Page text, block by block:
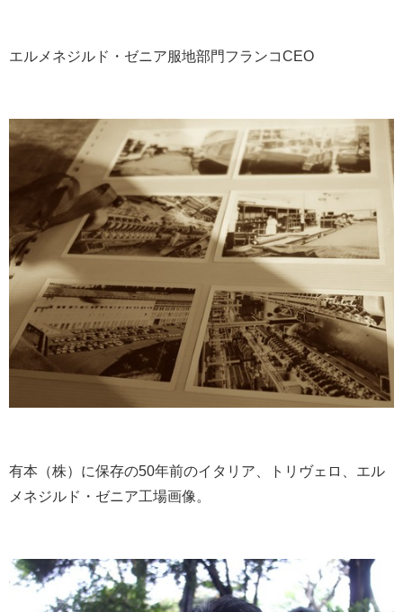
エルメネジルド・ゼニア服地部門フランコCEO
有本（株）に保存の50年前のイタリア、トリヴェロ、エル
メネジルド・ゼニア工場画像。